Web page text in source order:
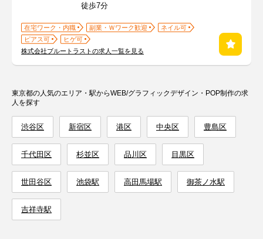
徒歩7分
在宅ワーク・内職 副業・Ｗワーク歓迎
ネイル可
ピアス可
ヒゲ可
株式会社ブルートラストの求人一覧を見る
東京都の人気のエリア・駅からWEB/グラフィックデザイン・POP制作の求
人を探す
渋谷区 新宿区 港区 中央区 豊島区
千代田区 杉並区 品川区 目黒区
世田谷区 池袋駅 高田馬場駅 御茶ノ水駅
吉祥寺駅